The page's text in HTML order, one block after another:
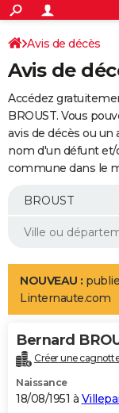
ACTUALITÉS
Politique
Société
Faits Divers
Education
Monde
Villes
+
SPORT
Coupe du monde
Football
Tennis
Cyclisme
Rugby
Forum
Programme TV
TNT
Streaming
Cinéma
Sorties cinéma
Musique
+
FINANCE
Retraite
Epargne
Immobilier
Risques naturels par
Banque
Assurance
AUTO
Essais
Réserver un essai
Citadines
Berlines
SUV
Forum auto
+
Mobiles
Meilleur smartphone
Internet
Ordinateurs
Jeux vidéo
Guide high-tech
Aménagement intérieur
LIFESTYLE
Art de vivre
Bien-être
Loisirs
Mode
Modes de vie
Alimentation
Guide de la santé
Maladies
Médicaments
Sommeil
VOYAGE
Destinations
City break
Voyage nature
Voyage de noces
Forum
Climat
+PHOTO
GUIDES D'ACHAT
Avis de décès
Avis de
Accédez
BROUST. Vous
avis de décès ou
nom d'un défunt et/
commune dans le
NOUVEAU :
Linternaute.com
Bernard
Créer une
Naissance
18/08/1951 à